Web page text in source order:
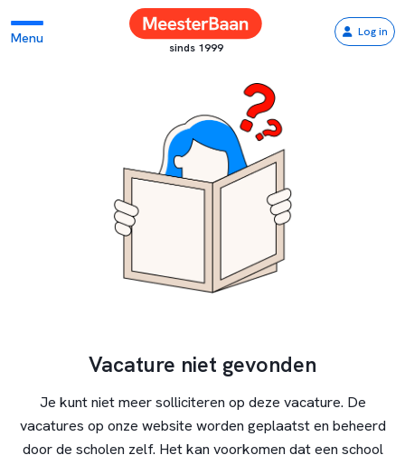
Menu
sinds 1999
Log in
Vacature niet gevonden
Je kunt niet meer solliciteren op deze vacature. De
vacatures op onze website worden geplaatst en beheerd
door de scholen zelf. Het kan voorkomen dat een school